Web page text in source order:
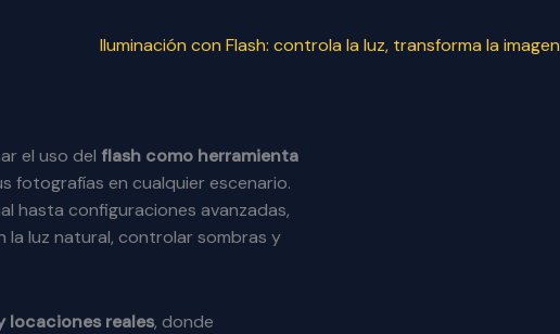
Iluminación con Flash: controla la luz, transforma la imagen
el uso del flash como herramienta
fotografías en cualquier escenario.
hasta configuraciones avanzadas,
la luz natural, controlar sombras y
locaciones reales, donde